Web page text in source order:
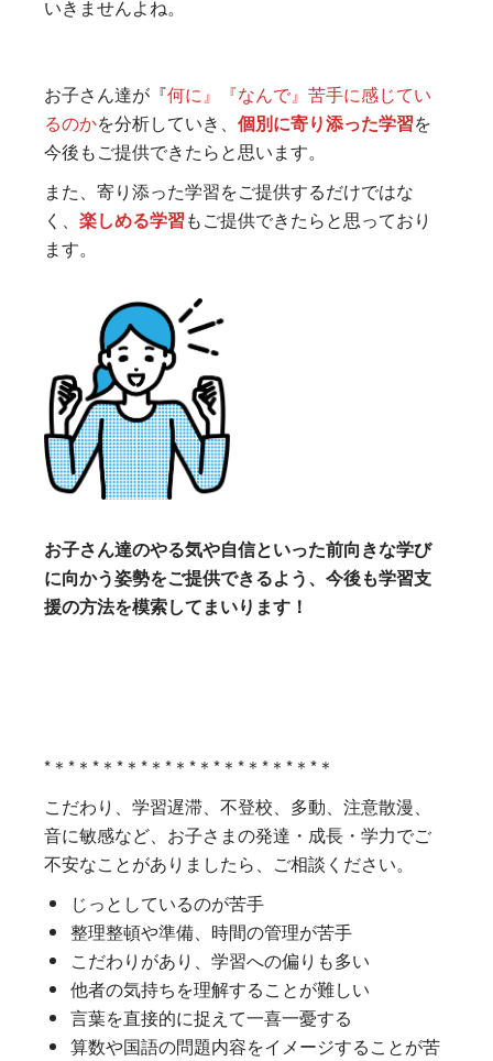
いきませんよね。
お子さん達が『何に』『なんで』苦手に感じてい
るのかを分析していき、個別に寄り添った学習を
今後もご提供できたらと思います。
また、寄り添った学習をご提供するだけではな
く、楽しめる学習もご提供できたらと思っており
ます。
お子さん達のやる気や自信といった前向きな学び
に向かう姿勢をご提供できるよう、今後も学習支
援の方法を模索してまいります！
*＊*＊*＊*＊*＊*＊*＊*＊*＊*＊*＊*＊
こだわり、学習遅滞、不登校、多動、注意散漫、
音に敏感など、お子さまの発達・成長・学力でご
不安なことがありましたら、ご相談ください。
じっとしているのが苦手
整理整頓や準備、時間の管理が苦手
こだわりがあり、学習への偏りも多い
他者の気持ちを理解することが難しい
言葉を直接的に捉えて一喜一憂する
算数や国語の問題内容をイメージすることが苦